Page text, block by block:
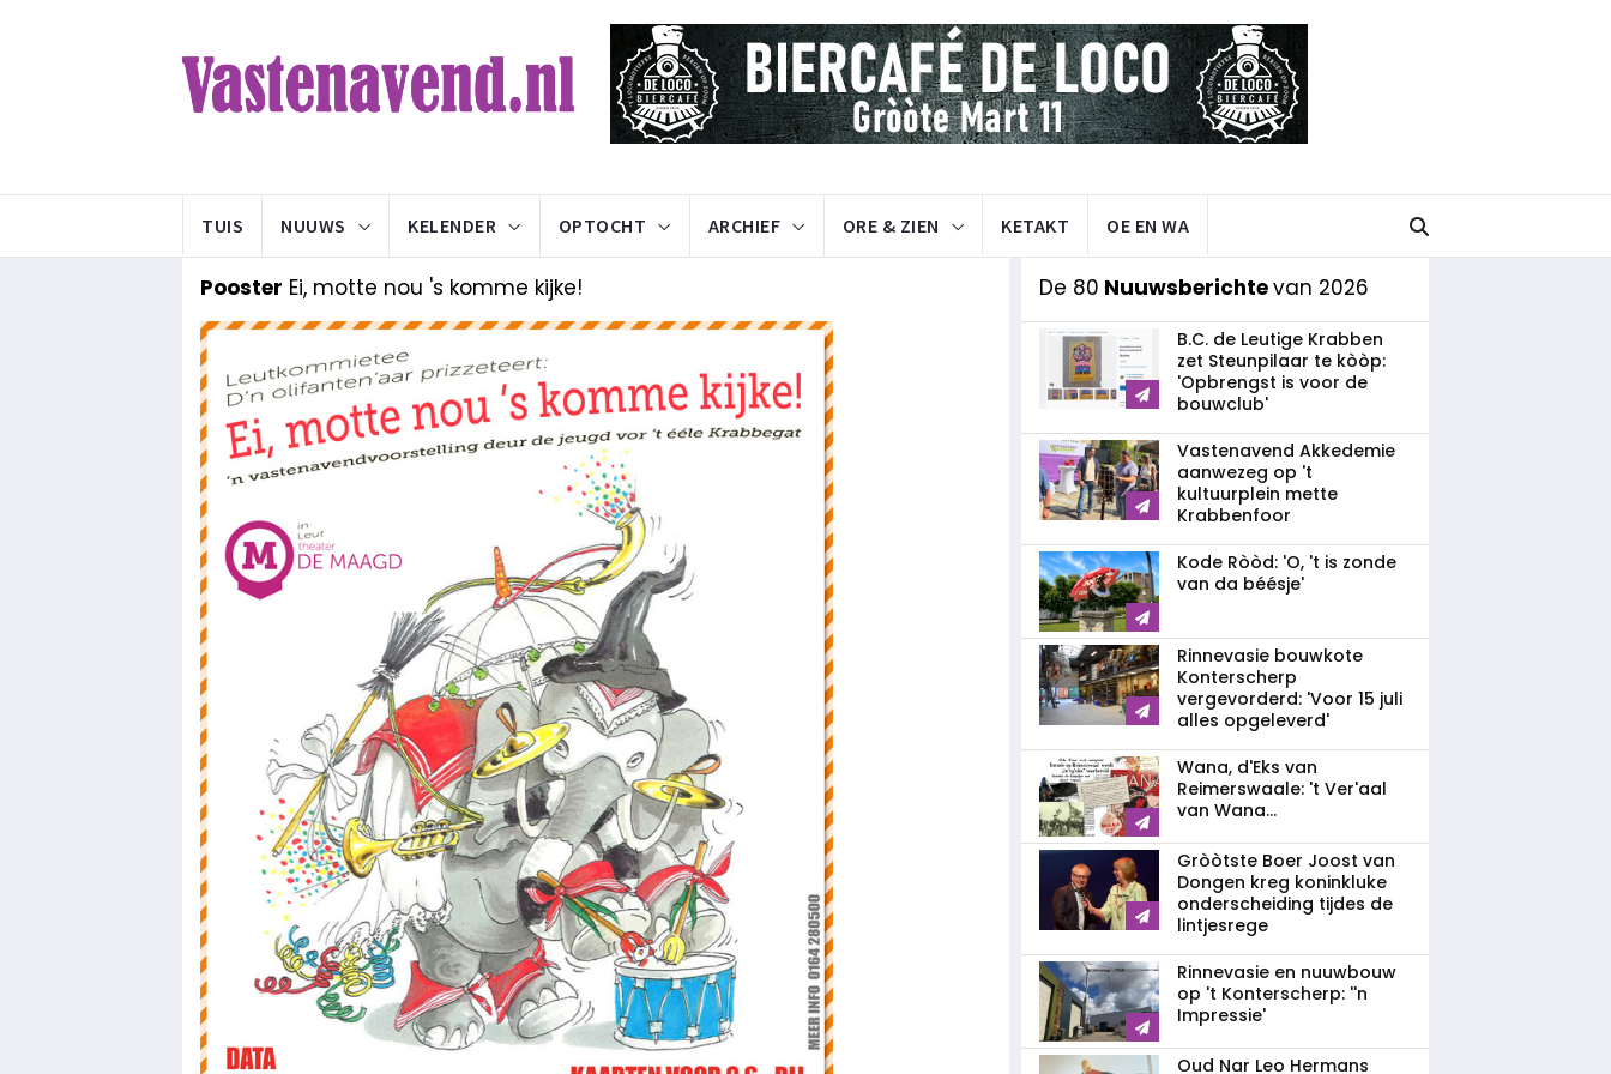
TUIS NUUWS KELENDER OPTOCHT ARCHIEF ORE & ZIEN KETAKT OE EN WA
Pooster Ei, motte nou 's komme kijke! De 80 Nuuwsberichtevan 2026
B.C. de Leutige Krabben
zet Steunpilaar te kòòp:
'Opbrengst is voor de
bouwclub'
Vastenavend Akkedemie
aanwezeg op 't
kultuurplein mette
Krabbenfoor
Kode Ròòd: 'O, 't is zonde
van da béésje'
Rinnevasie bouwkote
Konterscherp
vergevorderd: 'Voor 15 juli
alles opgeleverd'
Wana, d'Eks van
Reimerswaale: 't Ver'aal
van Wana...
Gròòtste Boer Joost van
Dongen kreg koninkluke
onderscheiding tijdes de
lintjesrege
Rinnevasie en nuuwbouw
op 't Konterscherp: ''n
Impressie'
Oud Nar Leo Hermans